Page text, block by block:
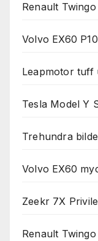
Renault
Volvo EX60
Leapmotor tuff
Tesla Model Y
Trehundra
Volvo EX60
Zeekr 7X
Renault